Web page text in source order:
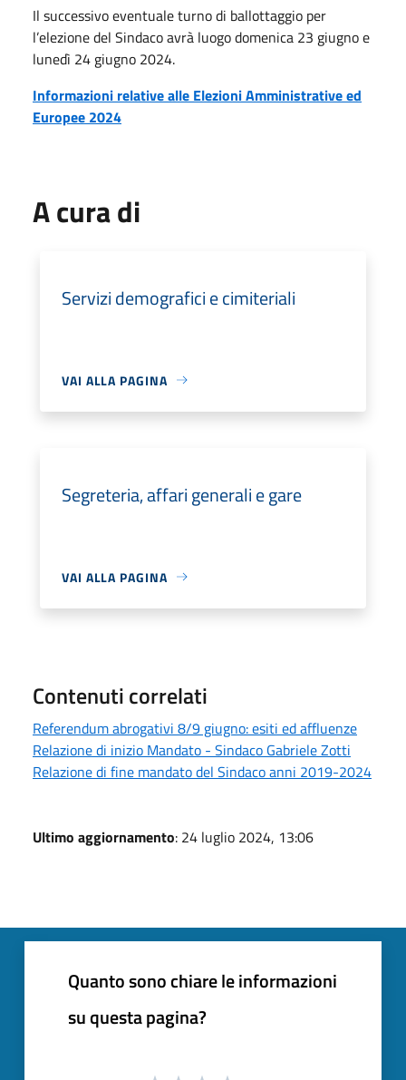
Il successivo eventuale turno di ballottaggio per
l’elezione del Sindaco avrà luogo domenica 23 giugno e
lunedì 24 giugno 2024.
Informazioni relative alle Elezioni Amministrative ed
Europee 2024
A cura di
Servizi demografici e cimiteriali
VAI ALLA PAGINA
Segreteria, affari generali e gare
VAI ALLA PAGINA
Contenuti correlati
Referendum abrogativi 8/9 giugno: esiti ed affluenze
Relazione di inizio Mandato - Sindaco Gabriele Zotti
Relazione di fine mandato del Sindaco anni 2019-2024
Ultimo aggiornamento: 24 luglio 2024, 13:06
Quanto sono chiare le informazioni
su questa pagina?